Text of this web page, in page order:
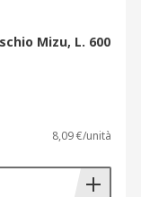
Mizu, L. 600
8,09 €/unità